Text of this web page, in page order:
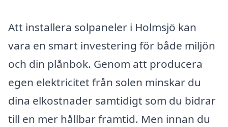
Att installera solpaneler i Holmsjö kan
vara en smart investering för både miljön
och din plånbok. Genom att producera
egen elektricitet från solen minskar du
dina elkostnader samtidigt som du bidrar
till en mer hållbar framtid. Men innan du